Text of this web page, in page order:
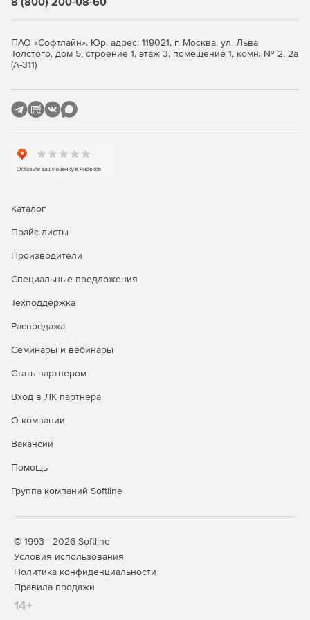
конкретные задачи.
конструкторские документы, расчетные модели,
чертежи и т. д.
ST – размерность решаемых задач не превышает 1,5
XE – нет ограничений по размерности решаемых
задач (фактическая размерность ограничивается
Engineering также можно подразделить на следующие
металлических, железобетонных и армокаменных
Steel-Concrete-Wood – расчет и проектирование
деревянных конструкций с возможностью расчета
Кроме того, помимо базовых возможностей для продукта
(опции):
Fracture: механика разрушения.
Fatigue: расчет выносливости.
Pipe: расчет элементов трубопроводов.
ПАО «Софтлайн». Юр. адрес: 119021, г. Москва, ул. Льва
Толстого, дом 5, строение 1, этаж 3, помещение 1, комн. № 2, 2а
(А-311)
Каталог
Прайс-листы
Производители
Специальные предложения
Техподдержка
Распродажа
Семинары и вебинары
Стать партнером
Вход в ЛК партнера
О компании
Вакансии
Помощь
Группа компаний Softline
© 1993—2026 Softline
Условия использования
Политика конфиденциальности
Правила продажи
14+